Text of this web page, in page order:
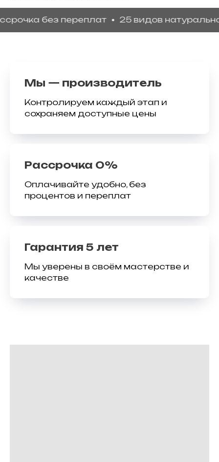
без переплат 25 видов натурального
Мы — производитель
Контролируем каждый этап и
сохраняем доступные цены
Рассрочка 0%
Оплачивайте удобно, без
процентов и переплат
Гарантия 5 лет
Мы уверены в своём мастерстве и
качестве